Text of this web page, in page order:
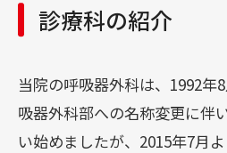
医療関係者の方
診療科の紹介
当院の呼吸器外科は、1992年
吸器外科部への名称変更に伴
い始めましたが、2015年7月